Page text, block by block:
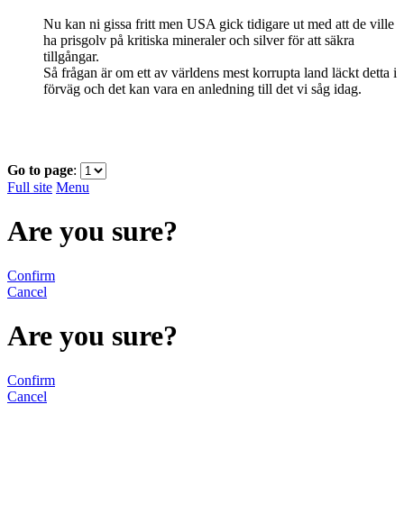
Nu kan ni gissa fritt men USA gick tidigare ut med att de ville
ha prisgolv på kritiska mineraler och silver för att säkra
tillgångar.
Så frågan är om ett av världens mest korrupta land läckt detta i
förväg och det kan vara en anledning till det vi såg idag.
Go to page:
Full site Menu
Are you sure?
Confirm
Cancel
Are you sure?
Confirm
Cancel